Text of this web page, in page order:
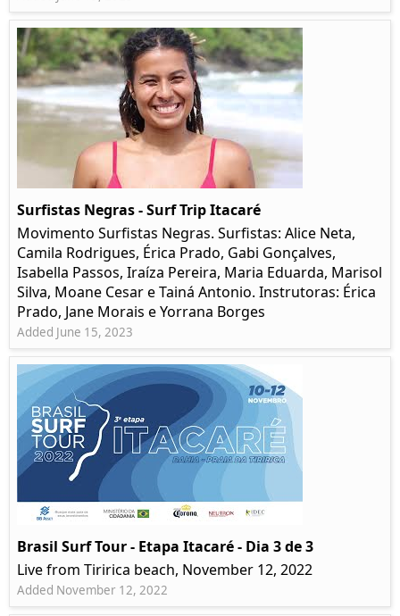
Surfistas Negras - Surf Trip Itacaré
Movimento Surfistas Negras. Surfistas: Alice Neta,
Camila Rodrigues, Érica Prado, Gabi Gonçalves,
Isabella Passos, Iraíza Pereira, Maria Eduarda, Marisol
Silva, Moane Cesar e Tainá Antonio. Instrutoras: Érica
Prado, Jane Morais e Yorrana Borges
Added June 15, 2023
Brasil Surf Tour - Etapa Itacaré - Dia 3 de 3
Live from Tiririca beach, November 12, 2022
Added November 12, 2022